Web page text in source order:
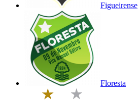
Figueirense
Floresta